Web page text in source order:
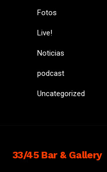
Fotos
Live!
Noticias
podcast
Uncategorized
33/45 Bar & Gallery